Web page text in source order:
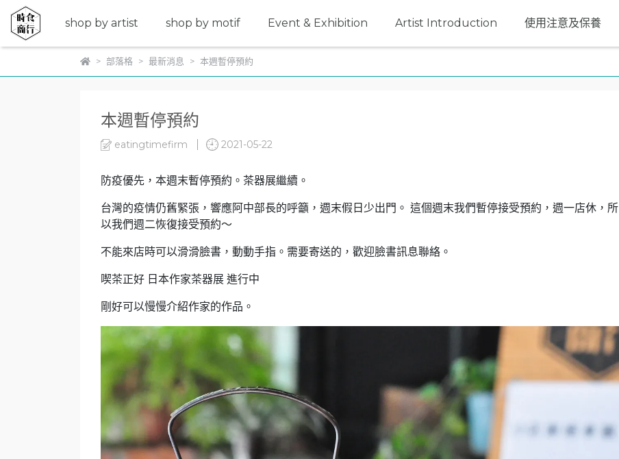
shop by artist shop by motif Event & Exhibition Artist Introduction 使用注意及保養
部落格 最新消息 本週暫停預約
本週暫停預約
eatingtimefirm 2021-05-22
防疫優先，本週末暫停預約。茶器展繼續。
台灣的疫情仍舊緊張，響應阿中部長的呼籲，週末假日少出門。 這個週末我們暫停接受預約，週一店休，所
以我們週二恢復接受預約～
不能來店時可以滑滑臉書，動動手指。需要寄送的，歡迎臉書訊息聯絡。
喫茶正好 日本作家茶器展 進行中
剛好可以慢慢介紹作家的作品。